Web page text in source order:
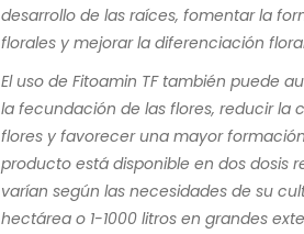
desarrollo de las raíces, fomentar la
florales y mejorar la diferenciación
El uso de Fitoamin TF también puede
la fecundación de las flores, reducir la
flores y favorecer una mayor
producto está disponible en dos dosis
varían según las necesidades de su
hectárea o 1-1000 litros en grandes